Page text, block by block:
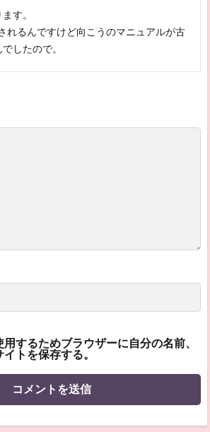
す。
れるんですけど向こうのマニュアルが古
したので。
するためブラウザーに自分の名前、
トを保存する。